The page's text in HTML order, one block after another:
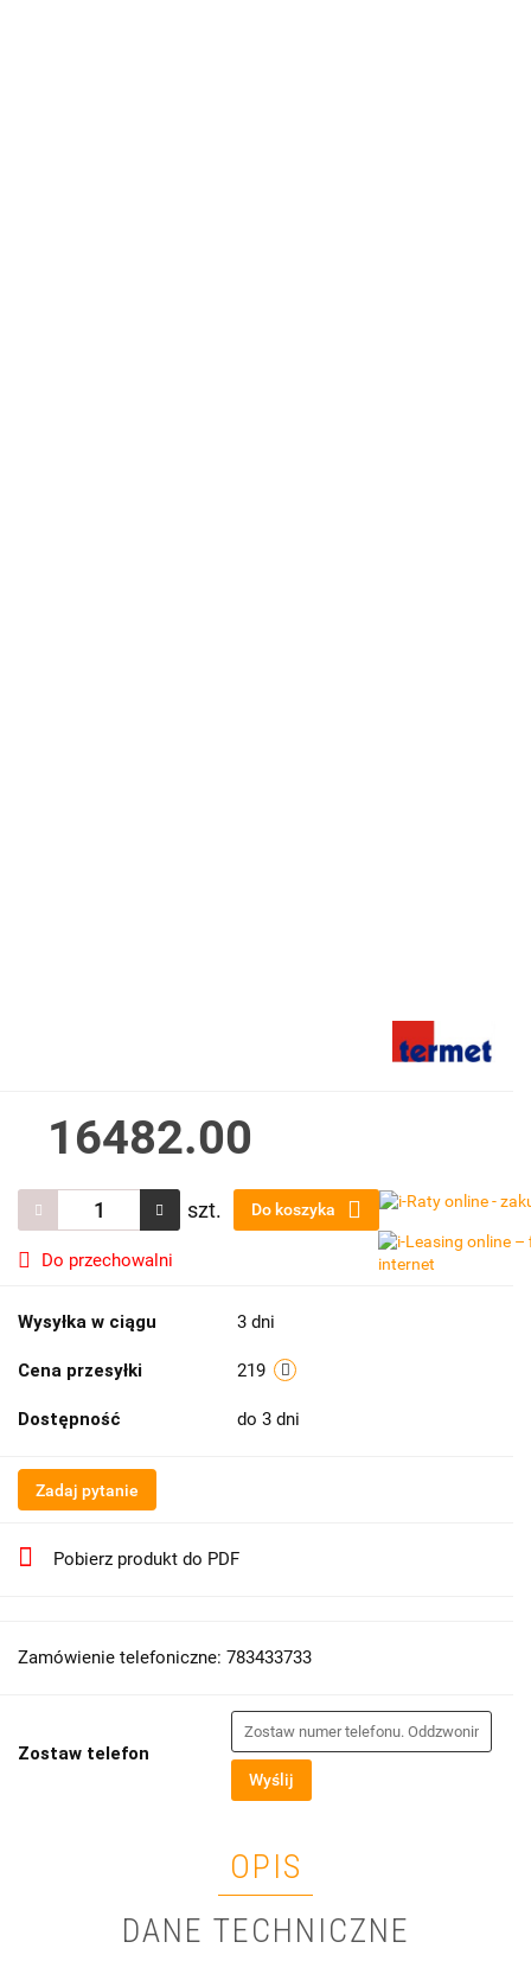
16482.00
szt. Do koszyka
Do przechowalni
Wysyłka w ciągu 3 dni
Cena przesyłki 219
Dostępność do 3 dni
Zadaj pytanie
Pobierz produkt do PDF
Zamówienie telefoniczne: 783433733
Zostaw telefon
Wyślij
OPIS
DANE TECHNICZNE